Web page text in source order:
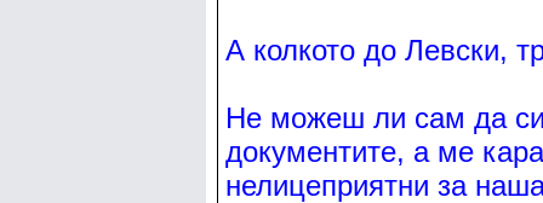
А колкото до Левски,
Не можеш ли сам да
документите, а ме
нелицеприятни за